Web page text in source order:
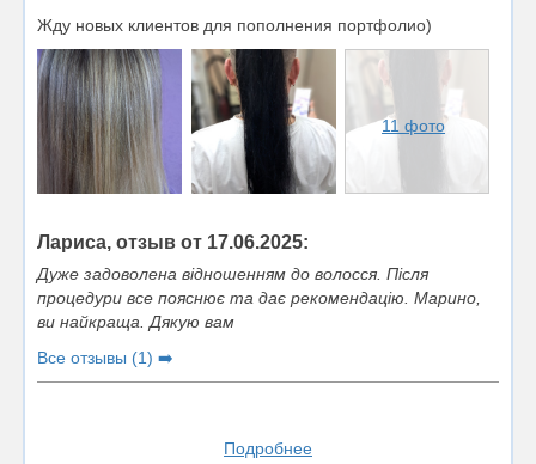
Жду новых клиентов для пополнения портфолио)
11 фото
Лариса, отзыв от 17.06.2025:
Дуже задоволена відношенням до волосся. Після
процедури все пояснює та дає рекомендацію. Марино,
ви найкраща. Дякую вам
Все отзывы (1) ➡️
Подробнее